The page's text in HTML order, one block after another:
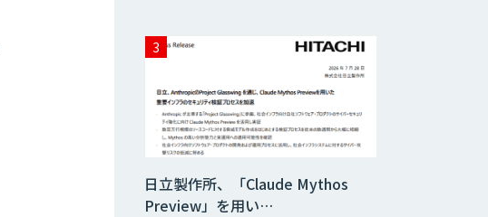
（知財/FMEA/電気
回路/CAD/外観検
異常検知AI
需要予測＋業務最
日立製作所、「Claude Mythos
Preview」を用い…